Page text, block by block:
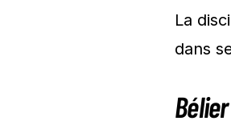
La
dans